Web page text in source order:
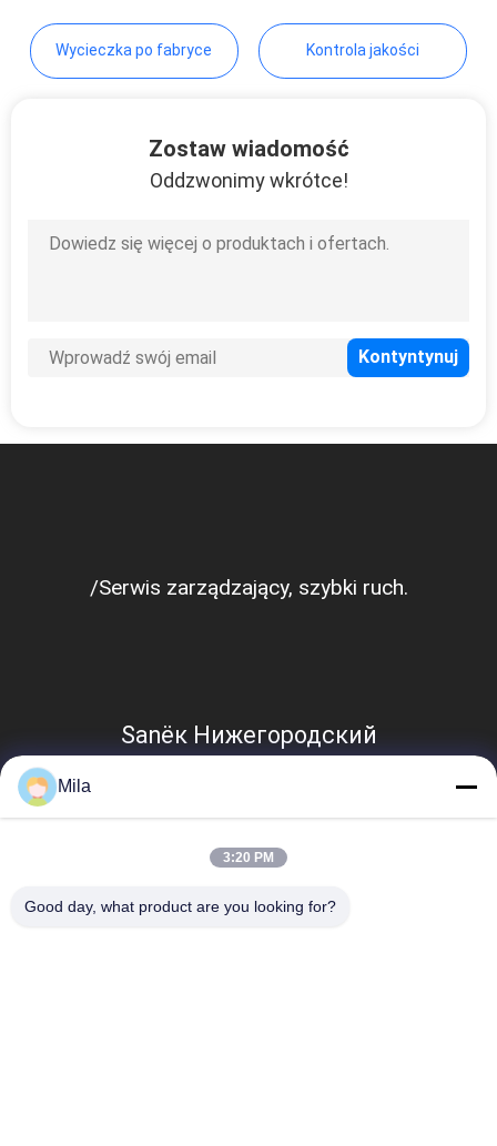
POLITYKA
PRYWATNOŚCI
Wycieczka po fabryce Kontrola jakości
Zostaw wiadomość
Oddzwonimy wkrótce!
/Serwis zarządzający, szybki ruch.
Sanёк Нижегородский
Mila
3:20 PM
Good day, what product are you looking for?